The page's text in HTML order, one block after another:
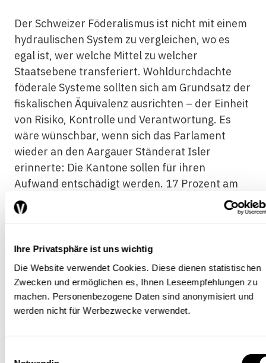
Ihre Privatsphäre ist uns wichtig
Die Website verwendet Cookies. Diese dienen statistischen
Zwecken und ermöglichen es, Ihnen Leseempfehlungen zu
machen. Personenbezogene Daten sind anonymisiert und
werden nicht für Werbezwecke verwendet.
Der Schweizer Föderalismus ist nicht mit einem
hydraulischen System zu vergleichen, wo es
egal ist, wer welche Mittel zu welcher
Staatsebene transferiert. Wohldurchdachte
föderale Systeme sollten sich am Grundsatz der
fiskalischen Äquivalenz ausrichten – der Einheit
von Risiko, Kontrolle und Verantwortung. Es
wäre wünschbar, wenn sich das Parlament
wieder an den Aargauer Ständerat Isler
erinnerte: Die Kantone sollen für ihren
Aufwand entschädigt werden. 17 Prozent am
Bruttoertrag sollten dafür mehr als genügend
sein. Die Hoffnung, dass die Ausweitung des
Unternehmenssteuerreform III die Kantone zu
steuerpolitischer Standortstärkung
veranlassen werde, entspricht jedenfalls nicht
der ökonomischen Erfahrung. Würde der Bund
die eigene Steuer für die Standortstärkung
Standortattraktivität wäre wohl eher